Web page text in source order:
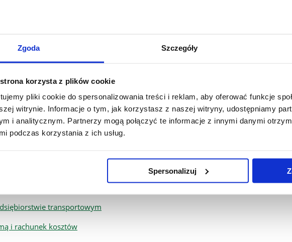
Zgoda Szczegóły
korzysta z plików cookie
pliki cookie do spersonalizowania treści i reklam, aby oferować funkcje
witrynie. Informacje o tym, jak korzystasz z naszej witryny, udostępniamy
i analitycznym. Partnerzy mogą połączyć te informacje z innymi danymi
podczas korzystania z ich usług.
Spersonalizuj
magazynowej
transportowym
i rachunek kosztów